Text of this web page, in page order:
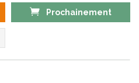
un bien-être optimal.
Prochainement